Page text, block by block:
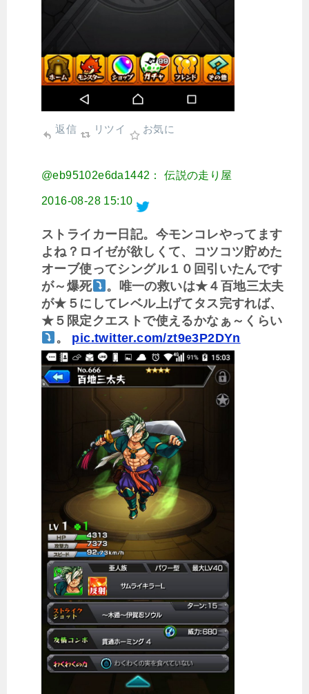
返信 リツイ お気に
@eb95102e6da1442： 伝説の走り屋
2016-08-28 15:10
ストライカー日記。今モンコレやってます
よね？ロイゼが欲しくて、コツコツ貯めた
オーブ使ってシングル１０回引いたんです
が～爆死
。唯一の救いは★４百地三太夫
が★５にしてレベル上げてタス完すれば、
★５限定クエストで使えるかなぁ～くらい
。 pic.twitter.com/zt9e3P2DYn